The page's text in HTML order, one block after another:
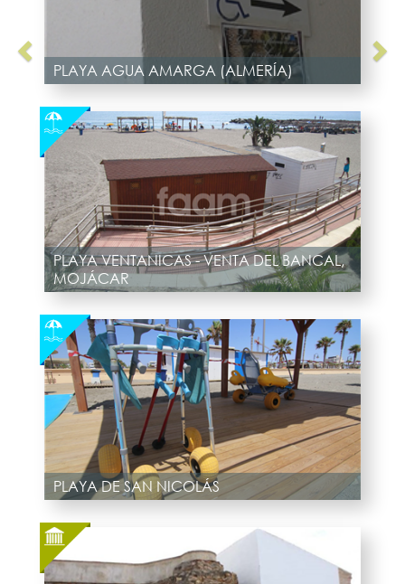
PLAYA AGUA AMARGA (ALMERÍA)
PLAYA VENTANICAS - VENTA DEL BANCAL,
MOJÁCAR
PLAYA DE SAN NICOLÁS